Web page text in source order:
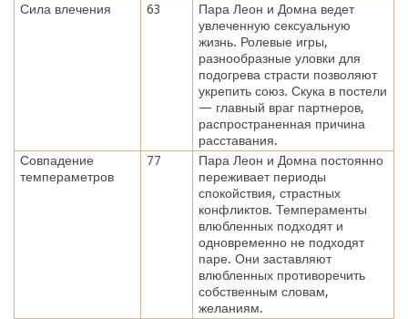
Сила влечения 63
Пара Леон и Домна ведет
увлеченную сексуальную
жизнь. Ролевые игры,
разнообразные уловки для
подогрева страсти позволяют
укрепить союз. Скука в постели
— главный враг партнеров,
распространенная причина
расставания.
Совпадение
темпераметров
77
Пара Леон и Домна постоянно
переживает периоды
спокойствия, страстных
конфликтов. Темпераменты
влюбленных подходят и
одновременно не подходят
паре. Они заставляют
влюбленных противоречить
собственным словам,
желаниям.